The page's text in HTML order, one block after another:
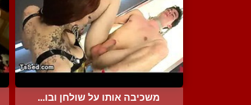
משכיבה אותו על שולחן ובו...